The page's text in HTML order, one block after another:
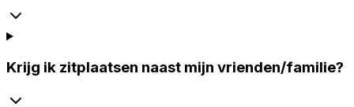
Krijg ik zitplaatsen naast mijn vrienden/familie?